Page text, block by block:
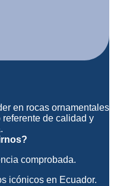
en rocas ornamentales
de calidad y
comprobada.
icónicos en Ecuador.